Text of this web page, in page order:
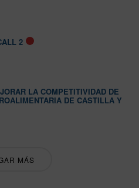
2
LA COMPETITIVIDAD DE
DE CASTILLA Y
MÁS